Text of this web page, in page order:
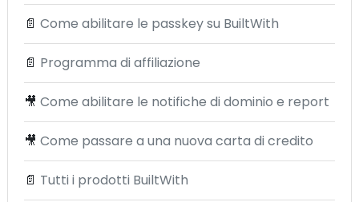
📄 Come abilitare le passkey su BuiltWith
📄 Programma di affiliazione
🎥 Come abilitare le notifiche di dominio e report
🎥 Come passare a una nuova carta di credito
📄 Tutti i prodotti BuiltWith